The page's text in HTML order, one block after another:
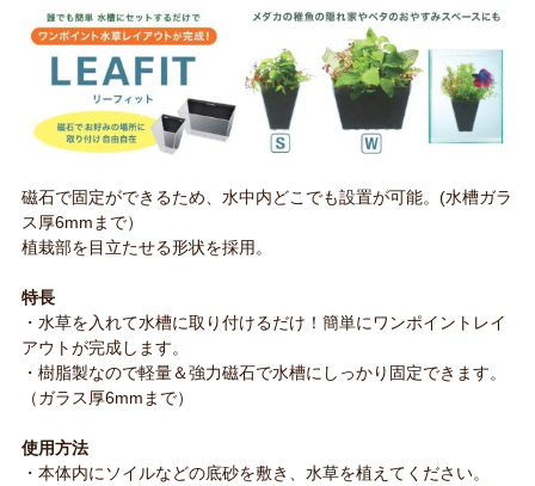
磁石で固定ができるため、水中内どこでも設置が可能。(水槽ガラ
ス厚6mmまで）
植栽部を目立たせる形状を採用。
特長
・水草を入れて水槽に取り付けるだけ！簡単にワンポイントレイ
アウトが完成します。
・樹脂製なので軽量＆強力磁石で水槽にしっかり固定できます。
（ガラス厚6mmまで）
使用方法
・本体内にソイルなどの底砂を敷き、水草を植えてください。